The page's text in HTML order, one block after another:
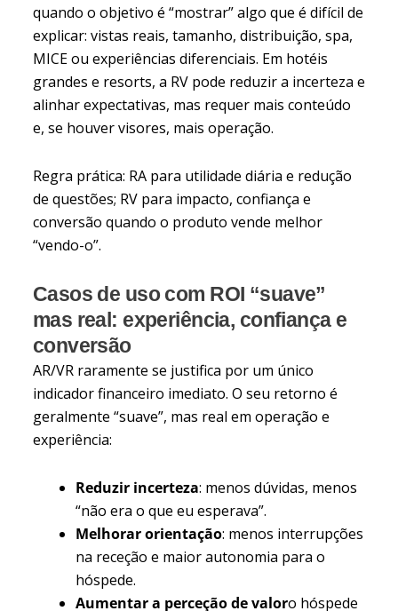
quando o objetivo é “mostrar” algo que é difícil de
explicar: vistas reais, tamanho, distribuição, spa,
MICE ou experiências diferenciais. Em hotéis
grandes e resorts, a RV pode reduzir a incerteza e
alinhar expectativas, mas requer mais conteúdo
e, se houver visores, mais operação.
Regra prática: RA para utilidade diária e redução
de questões; RV para impacto, confiança e
conversão quando o produto vende melhor
“vendo-o”.
Casos de uso com ROI “suave”
mas real: experiência, confiança e
conversão
AR/VR raramente se justifica por um único
indicador financeiro imediato. O seu retorno é
geralmente “suave”, mas real em operação e
experiência:
Reduzir incerteza: menos dúvidas, menos
“não era o que eu esperava”.
Melhorar orientação: menos interrupções
na receção e maior autonomia para o
hóspede.
Aumentar a perceção de valoro hóspede